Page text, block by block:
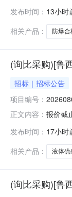
发布时间： 13小时
相关产品：
防爆合
(询比采购)[鲁
招标｜招标公告
项目编号：
正文内容： 报价截
发布时间： 17小时
相关产品：
液体硫
(询比采购)[鲁